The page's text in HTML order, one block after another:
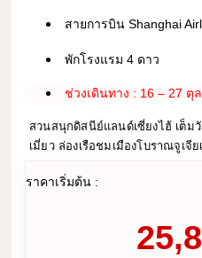
สายการบิน Shanghai
พักโรงแรม 4 ดาว
ช่วงเดินทาง : 16 – 27 ตุ
สวนสนุกดิสนีย์แลนด์เซี่ยงไฮ้ เต็ม
เมี่ยว ล่องเรือชมเมืองโบราณจูเจีย
ราคาเริ่มต้น :